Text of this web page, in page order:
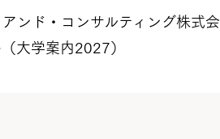
ンド・コンサルティング株式会
大学案内2027）